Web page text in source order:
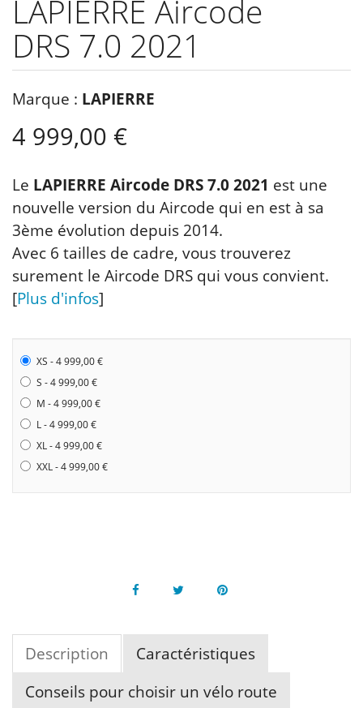
LAPIERRE Aircode
DRS 7.0 2021
Marque : LAPIERRE
4 999,00 €
Le LAPIERRE Aircode DRS 7.0 2021 est une
nouvelle version du Aircode qui en est à sa
3ème évolution depuis 2014.
Avec 6 tailles de cadre, vous trouverez
surement le Aircode DRS qui vous convient.
[Plus d'infos]
XS - 4 999,00 €
S - 4 999,00 €
M - 4 999,00 €
L - 4 999,00 €
XL - 4 999,00 €
XXL - 4 999,00 €
FacebookTwitter Pinterest
Description
Caractéristiques
Conseils pour choisir un vélo route